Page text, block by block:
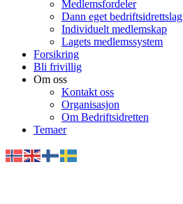
Medlemsfordeler
Dann eget bedriftsidrettslag
Individuelt medlemskap
Lagets medlemssystem
Forsikring
Bli frivillig
Om oss
Kontakt oss
Organisasjon
Om Bedriftsidretten
Temaer